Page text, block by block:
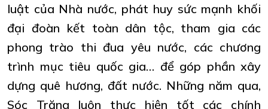
luật của Nhà nước, phát huy sức mạnh khối
đại đoàn kết toàn dân tộc, tham gia các
phong trào thi đua yêu nước, các chương
trình mục tiêu quốc gia… để góp phần xây
dựng quê hương, đất nước. Những năm qua,
Sóc Trăng luôn thực hiện tốt các chính